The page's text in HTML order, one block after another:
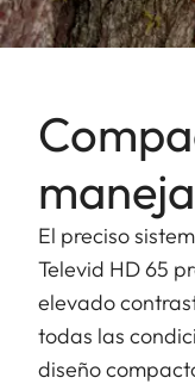
El preciso
Televid HD 65
elevado
todas las
diseño